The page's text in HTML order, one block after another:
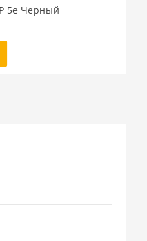
5e Черный